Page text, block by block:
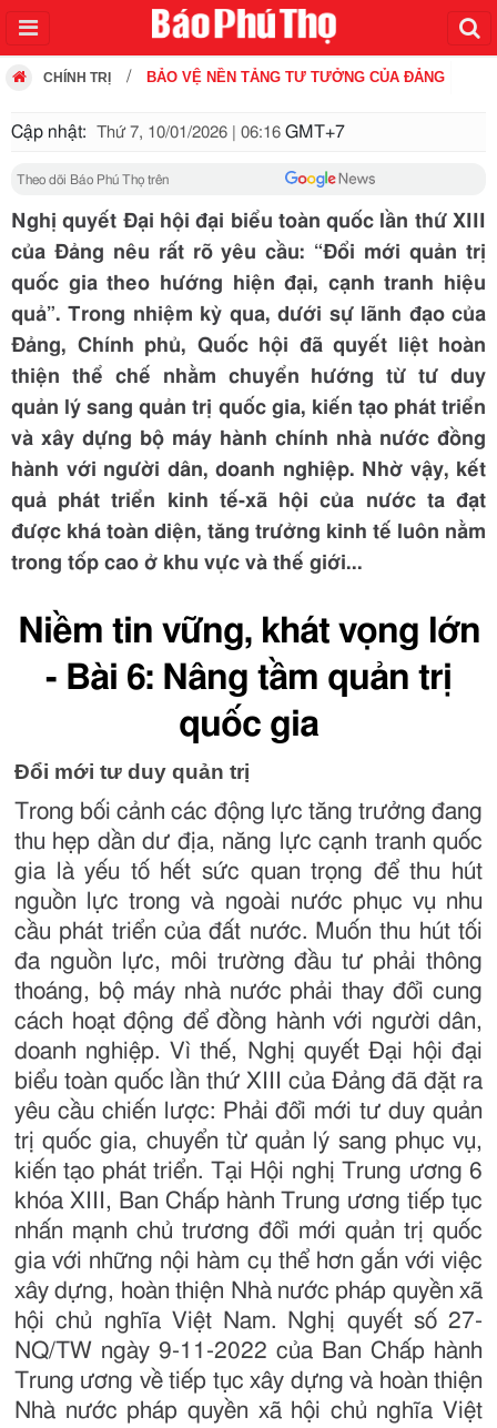
CHÍNH TRỊ BẢO VỆ NỀN TẢNG TƯ TƯỞNG CỦA ĐẢNG
Cập nhật: Thứ 7, 10/01/2026 | 06:16 GMT+7
Theo dõi Báo Phú Thọ trên
Nghị quyết Đại hội đại biểu toàn quốc lần thứ XIII
của Đảng nêu rất rõ yêu cầu: “Đổi mới quản trị
quốc gia theo hướng hiện đại, cạnh tranh hiệu
quả”. Trong nhiệm kỳ qua, dưới sự lãnh đạo của
Đảng, Chính phủ, Quốc hội đã quyết liệt hoàn
thiện thể chế nhằm chuyển hướng từ tư duy
quản lý sang quản trị quốc gia, kiến tạo phát triển
và xây dựng bộ máy hành chính nhà nước đồng
hành với người dân, doanh nghiệp. Nhờ vậy, kết
quả phát triển kinh tế-xã hội của nước ta đạt
được khá toàn diện, tăng trưởng kinh tế luôn nằm
trong tốp cao ở khu vực và thế giới...
Niềm tin vững, khát vọng lớn
- Bài 6: Nâng tầm quản trị
quốc gia
Đổi mới tư duy quản trị
Trong bối cảnh các động lực tăng trưởng đang
thu hẹp dần dư địa, năng lực cạnh tranh quốc
gia là yếu tố hết sức quan trọng để thu hút
nguồn lực trong và ngoài nước phục vụ nhu
cầu phát triển của đất nước. Muốn thu hút tối
đa nguồn lực, môi trường đầu tư phải thông
thoáng, bộ máy nhà nước phải thay đổi cung
cách hoạt động để đồng hành với người dân,
doanh nghiệp. Vì thế, Nghị quyết Đại hội đại
biểu toàn quốc lần thứ XIII của Đảng đã đặt ra
yêu cầu chiến lược: Phải đổi mới tư duy quản
trị quốc gia, chuyển từ quản lý sang phục vụ,
kiến tạo phát triển. Tại Hội nghị Trung ương 6
khóa XIII, Ban Chấp hành Trung ương tiếp tục
nhấn mạnh chủ trương đổi mới quản trị quốc
gia với những nội hàm cụ thể hơn gắn với việc
xây dựng, hoàn thiện Nhà nước pháp quyền xã
hội chủ nghĩa Việt Nam. Nghị quyết số 27-
NQ/TW ngày 9-11-2022 của Ban Chấp hành
Trung ương về tiếp tục xây dựng và hoàn thiện
Nhà nước pháp quyền xã hội chủ nghĩa Việt